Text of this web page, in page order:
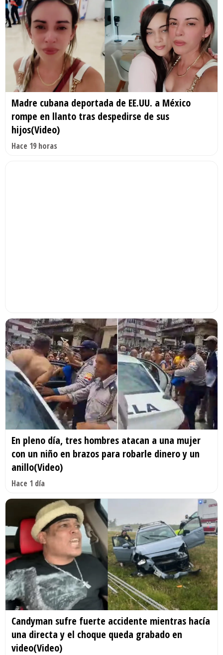
Madre cubana deportada de EE.UU. a México
rompe en llanto tras despedirse de sus
hijos(Video)
Hace 19 horas
En pleno día, tres hombres atacan a una mujer
con un niño en brazos para robarle dinero y un
anillo(Video)
Hace 1 día
Candyman sufre fuerte accidente mientras hacía
una directa y el choque queda grabado en
video(Video)